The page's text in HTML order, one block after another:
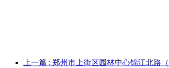
上一篇 : 郑州市上街区园林中心锦江北路